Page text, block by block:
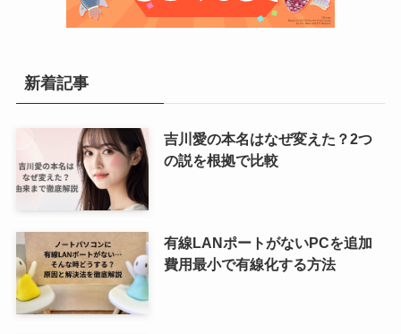
新着記事
吉川愛の本名はなぜ変えた？2つ
の説を根拠で比較
有線LANポートがないPCを追加
費用最小で有線化する方法